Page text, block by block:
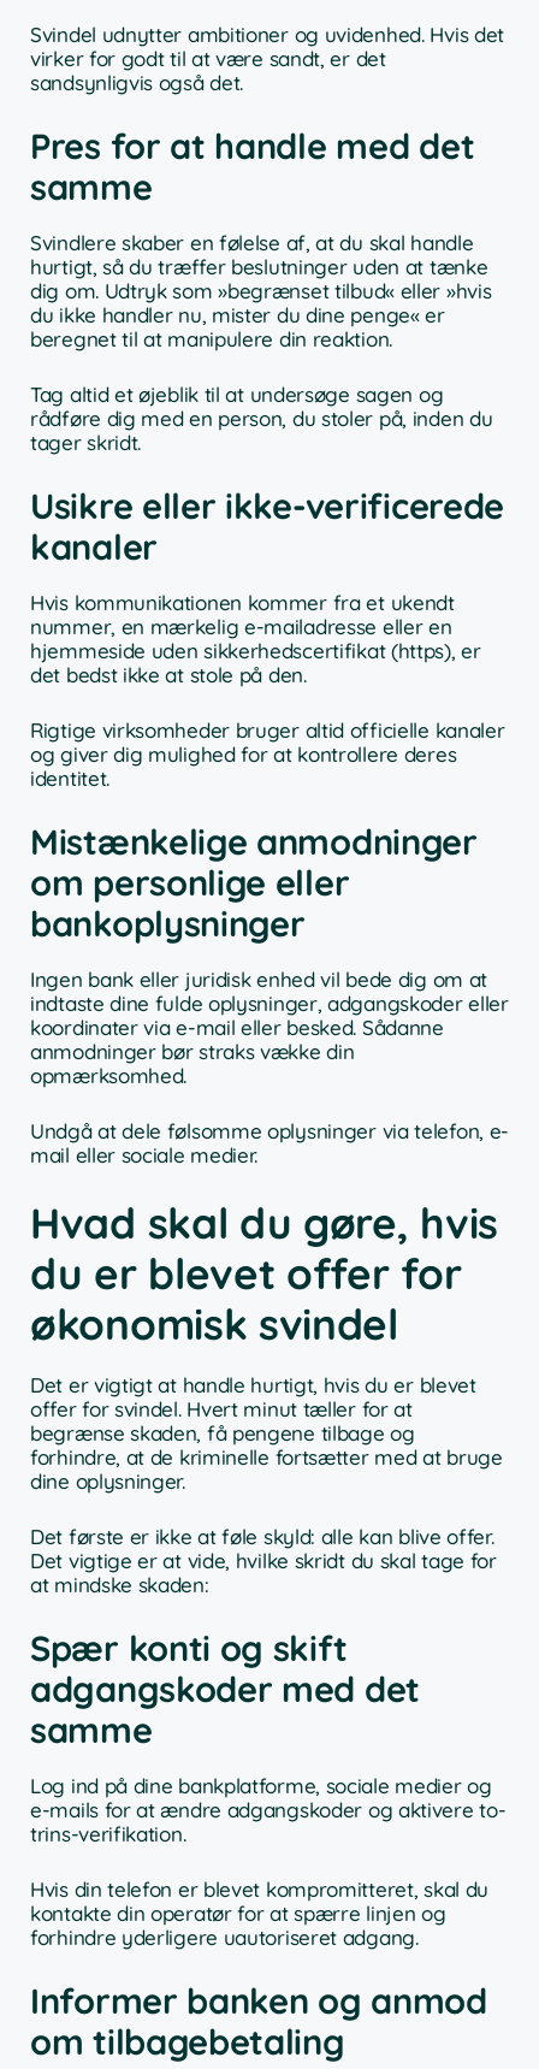
Svindel udnytter ambitioner og uvidenhed. Hvis det
virker for godt til at være sandt, er det
sandsynligvis også det.
Pres for at handle med det
samme
Svindlere skaber en følelse af, at du skal handle
hurtigt, så du træffer beslutninger uden at tænke
dig om. Udtryk som »begrænset tilbud« eller »hvis
du ikke handler nu, mister du dine penge« er
beregnet til at manipulere din reaktion.
Tag altid et øjeblik til at undersøge sagen og
rådføre dig med en person, du stoler på, inden du
tager skridt.
Usikre eller ikke-verificerede
kanaler
Hvis kommunikationen kommer fra et ukendt
nummer, en mærkelig e-mailadresse eller en
hjemmeside uden sikkerhedscertifikat (https), er
det bedst ikke at stole på den.
Rigtige virksomheder bruger altid officielle kanaler
og giver dig mulighed for at kontrollere deres
identitet.
Mistænkelige anmodninger
om personlige eller
bankoplysninger
Ingen bank eller juridisk enhed vil bede dig om at
indtaste dine fulde oplysninger, adgangskoder eller
koordinater via e-mail eller besked. Sådanne
anmodninger bør straks vække din
opmærksomhed.
Undgå at dele følsomme oplysninger via telefon, e-
mail eller sociale medier.
Hvad skal du gøre, hvis
du er blevet offer for
økonomisk svindel
Det er vigtigt at handle hurtigt, hvis du er blevet
offer for svindel. Hvert minut tæller for at
begrænse skaden, få pengene tilbage og
forhindre, at de kriminelle fortsætter med at bruge
dine oplysninger.
Det første er ikke at føle skyld: alle kan blive offer.
Det vigtige er at vide, hvilke skridt du skal tage for
at mindske skaden:
Spær konti og skift
adgangskoder med det
samme
Log ind på dine bankplatforme, sociale medier og
e-mails for at ændre adgangskoder og aktivere to-
trins-verifikation.
Hvis din telefon er blevet kompromitteret, skal du
kontakte din operatør for at spærre linjen og
forhindre yderligere uautoriseret adgang.
Informer banken og anmod
om tilbagebetaling